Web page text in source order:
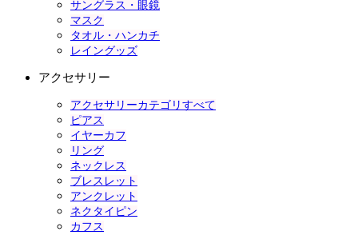
サングラス・眼鏡
マスク
タオル・ハンカチ
レイングッズ
アクセサリー
アクセサリーカテゴリすべて
ピアス
イヤーカフ
リング
ネックレス
ブレスレット
アンクレット
ネクタイピン
カフス